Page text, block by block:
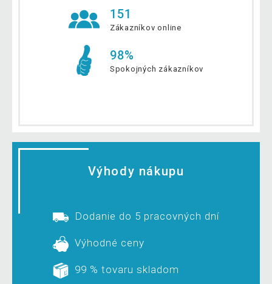
151
Zákazníkov online
98%
Spokojných zákazníkov
Výhody nákupu
Dodanie do 5 pracovných dní
Výhodné ceny
99 % tovaru skladom